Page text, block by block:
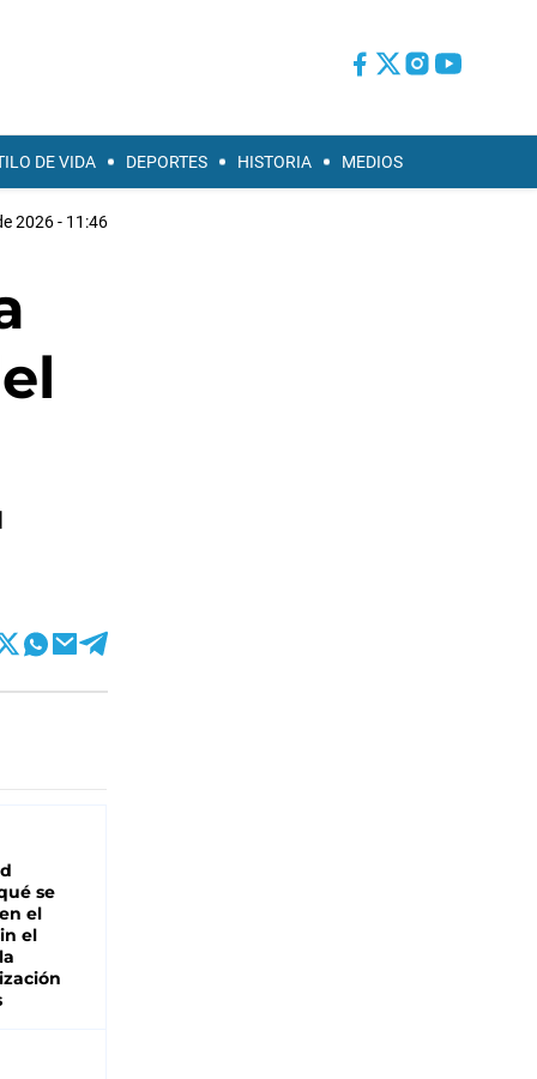
DE VIDA DEPORTES HISTORIA MEDIOS
2026 - 11:46
se
el
el